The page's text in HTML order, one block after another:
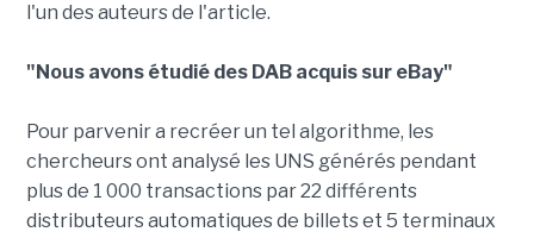
l'un des auteurs de l'article.
"Nous avons étudié des DAB acquis sur eBay"
Pour parvenir a recréer un tel algorithme, les
chercheurs ont analysé les UNS générés pendant
plus de 1 000 transactions par 22 différents
distributeurs automatiques de billets et 5 terminaux